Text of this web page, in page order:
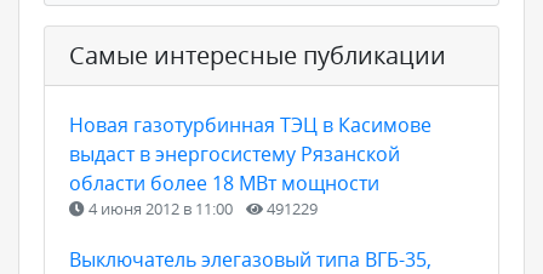
Самые интересные публикации
Новая газотурбинная ТЭЦ в Касимове
выдаст в энергосистему Рязанской
области более 18 МВт мощности
4 июня 2012 в 11:00 491229
Выключатель элегазовый типа ВГБ-35,